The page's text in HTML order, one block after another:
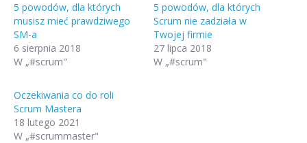
5 powodów, dla których
musisz mieć prawdziwego
SM-a
6 sierpnia 2018
W „#scrum"
5 powodów, dla których
Scrum nie zadziała w
Twojej firmie
27 lipca 2018
W „#scrum"
Oczekiwania co do roli
Scrum Mastera
18 lutego 2021
W „#scrummaster"